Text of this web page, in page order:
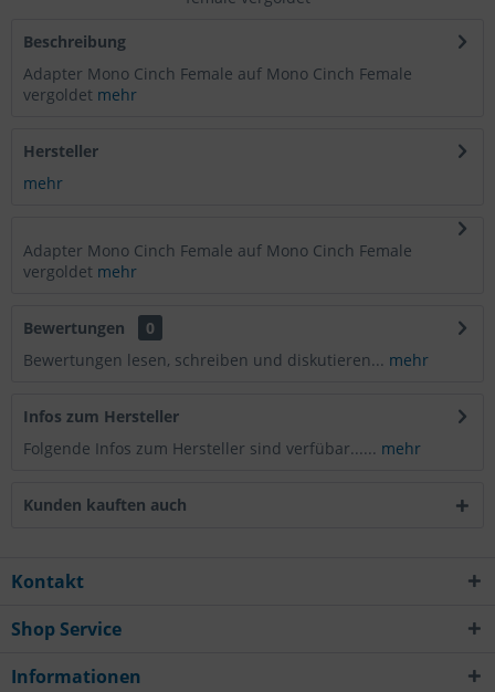
Beschreibung
Adapter Mono Cinch Female auf Mono Cinch Female
vergoldet mehr
Hersteller
mehr
Adapter Mono Cinch Female auf Mono Cinch Female
vergoldet mehr
Bewertungen
0
Bewertungen lesen, schreiben und diskutieren... mehr
Infos zum Hersteller
Folgende Infos zum Hersteller sind verfübar...... mehr
Kunden kauften auch
Kontakt
Shop Service
Informationen